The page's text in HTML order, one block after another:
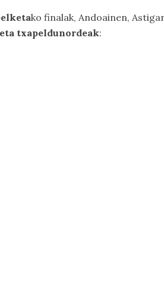
ko finalak, Andoainen,
txapeldunordeak: